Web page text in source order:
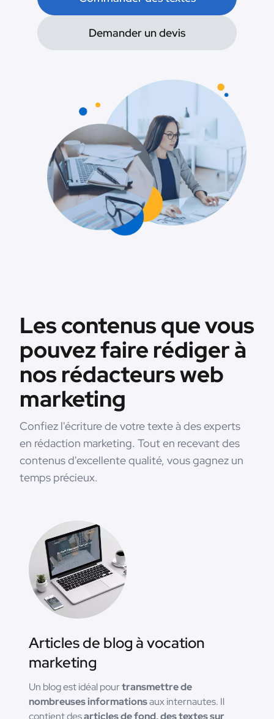
Demander un devis
Les contenus que vous
pouvez faire rédiger à
nos rédacteurs web
marketing
Confiez l'écriture de votre texte à des experts
en rédaction marketing. Tout en recevant des
contenus d'excellente qualité, vous gagnez un
temps précieux.
Articles de blog à vocation
marketing
Un blog est idéal pourtransmettre de
nombreuses informationsaux internautes. Il